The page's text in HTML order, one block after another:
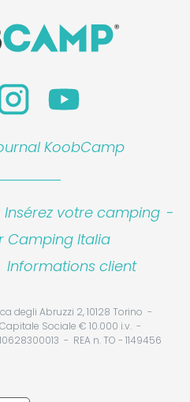
KoobCamp
Insérez votre camping -
Camping Italia
Informations client
degli Abruzzi 2, 10128 Torino
Capitale Sociale € 10.000 i.v.
REA n. TO - 1149456